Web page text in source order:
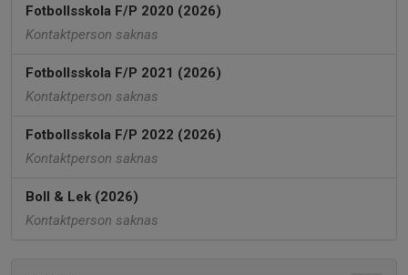
Fotbollsskola F/P 2020 (2026)
Kontaktperson saknas
Fotbollsskola F/P 2021 (2026)
Kontaktperson saknas
Fotbollsskola F/P 2022 (2026)
Kontaktperson saknas
Boll & Lek (2026)
Kontaktperson saknas